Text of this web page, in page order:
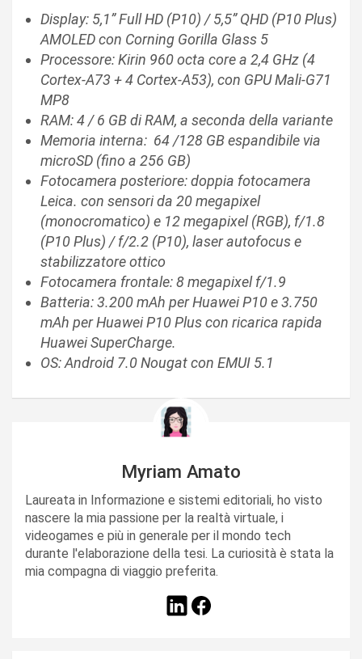
Display: 5,1” Full HD (P10) / 5,5” QHD (P10 Plus)
AMOLED con Corning Gorilla Glass 5
Processore: Kirin 960 octa core a 2,4 GHz (4
Cortex-A73 + 4 Cortex-A53), con GPU Mali-G71
MP8
RAM: 4 / 6 GB di RAM, a seconda della variante
Memoria interna: 64 /128 GB espandibile via
microSD (fino a 256 GB)
Fotocamera posteriore: doppia fotocamera
Leica. con sensori da 20 megapixel
(monocromatico) e 12 megapixel (RGB), f/1.8
(P10 Plus) / f/2.2 (P10), laser autofocus e
stabilizzatore ottico
Fotocamera frontale: 8 megapixel f/1.9
Batteria: 3.200 mAh per Huawei P10 e 3.750
mAh per Huawei P10 Plus con ricarica rapida
Huawei SuperCharge.
OS: Android 7.0 Nougat con EMUI 5.1
Myriam Amato
Laureata in Informazione e sistemi editoriali, ho visto
nascere la mia passione per la realtà virtuale, i
videogames e più in generale per il mondo tech
durante l'elaborazione della tesi. La curiosità è stata la
mia compagna di viaggio preferita.